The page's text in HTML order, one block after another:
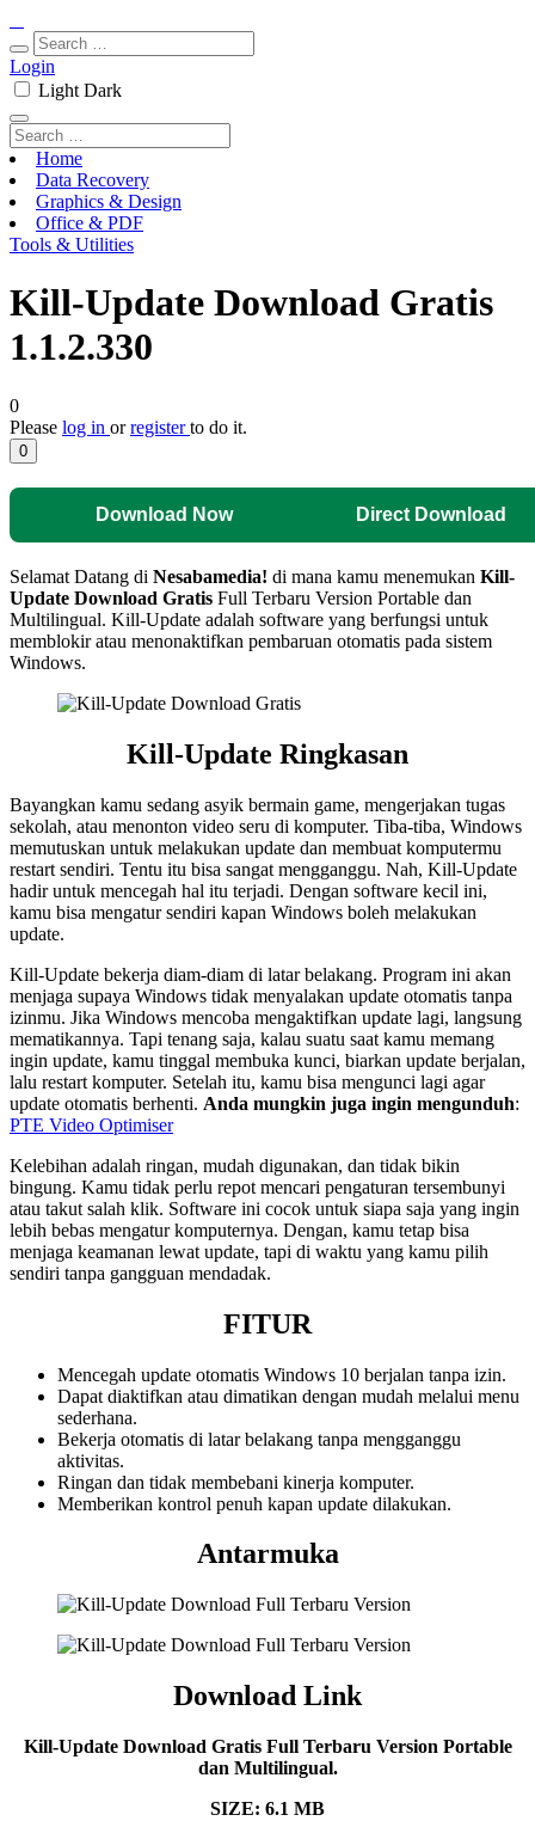
Login
Light Dark
Home
Data Recovery
Graphics & Design
Office & PDF
Tools & Utilities
Kill-Update Download Gratis
1.1.2.330
0
Please log in orregisterto do it.
0
Download Now Direct Download
Selamat Datang di Nesabamedia! di mana kamu menemukan Kill-
Update Download Gratis Full Terbaru Version Portable dan
Multilingual. Kill-Update adalah software yang berfungsi untuk
memblokir atau menonaktifkan pembaruan otomatis pada sistem
Windows.
Kill-Update Ringkasan
Bayangkan kamu sedang asyik bermain game, mengerjakan tugas
sekolah, atau menonton video seru di komputer. Tiba-tiba, Windows
memutuskan untuk melakukan update dan membuat komputermu
restart sendiri. Tentu itu bisa sangat mengganggu. Nah, Kill-Update
hadir untuk mencegah hal itu terjadi. Dengan software kecil ini,
kamu bisa mengatur sendiri kapan Windows boleh melakukan
update.
Kill-Update bekerja diam-diam di latar belakang. Program ini akan
menjaga supaya Windows tidak menyalakan update otomatis tanpa
izinmu. Jika Windows mencoba mengaktifkan update lagi, langsung
mematikannya. Tapi tenang saja, kalau suatu saat kamu memang
ingin update, kamu tinggal membuka kunci, biarkan update berjalan,
lalu restart komputer. Setelah itu, kamu bisa mengunci lagi agar
update otomatis berhenti. Anda mungkin juga ingin mengunduh:
PTE Video Optimiser
Kelebihan adalah ringan, mudah digunakan, dan tidak bikin
bingung. Kamu tidak perlu repot mencari pengaturan tersembunyi
atau takut salah klik. Software ini cocok untuk siapa saja yang ingin
lebih bebas mengatur komputernya. Dengan, kamu tetap bisa
menjaga keamanan lewat update, tapi di waktu yang kamu pilih
sendiri tanpa gangguan mendadak.
FITUR
Mencegah update otomatis Windows 10 berjalan tanpa izin.
Dapat diaktifkan atau dimatikan dengan mudah melalui menu
sederhana.
Bekerja otomatis di latar belakang tanpa mengganggu
aktivitas.
Ringan dan tidak membebani kinerja komputer.
Memberikan kontrol penuh kapan update dilakukan.
Antarmuka
Download Link
Kill-Update Download Gratis Full Terbaru Version Portable
dan Multilingual.
SIZE: 6.1 MB